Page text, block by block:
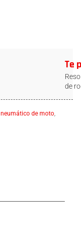
Te
de
neumático de moto,